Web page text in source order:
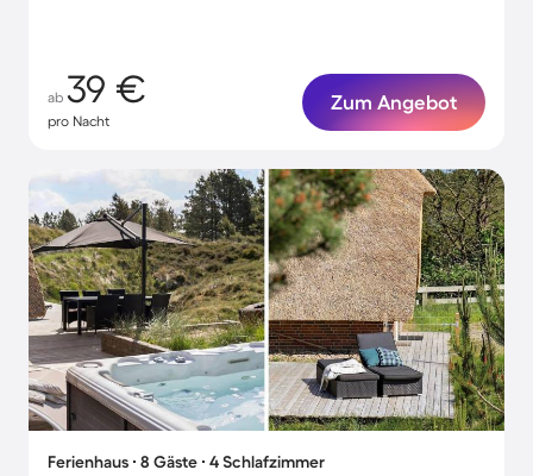
ab 39 €
pro Nacht
Zum Angebot
Ferienhaus ∙ 8 Gäste ∙ 4 Schlafzimmer